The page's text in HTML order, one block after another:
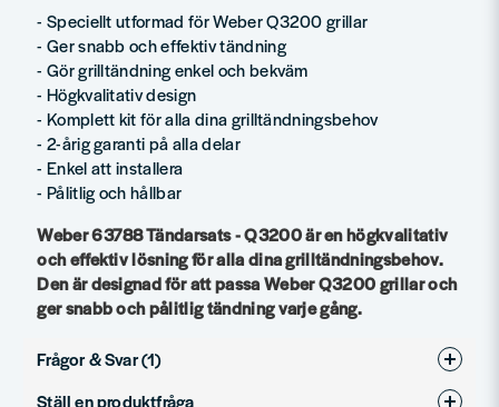
- Speciellt utformad för Weber Q3200 grillar
- Ger snabb och effektiv tändning
- Gör grilltändning enkel och bekväm
- Högkvalitativ design
- Komplett kit för alla dina grilltändningsbehov
- 2-årig garanti på alla delar
- Enkel att installera
- Pålitlig och hållbar
Weber 63788 Tändarsats - Q3200 är en högkvalitativ
och effektiv lösning för alla dina grilltändningsbehov.
Den är designad för att passa Weber Q3200 grillar och
ger snabb och pålitlig tändning varje gång.
Frågor & Svar (1)
Ställ en produktfråga